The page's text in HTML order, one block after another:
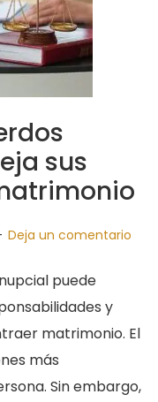
sus
Deja un comentario
puede
y
matrimonio. El
más
Sin embargo,